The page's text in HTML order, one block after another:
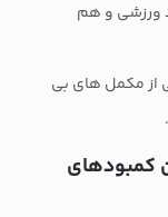
ورزشی و هم
از مکمل های بی
کمبودهای